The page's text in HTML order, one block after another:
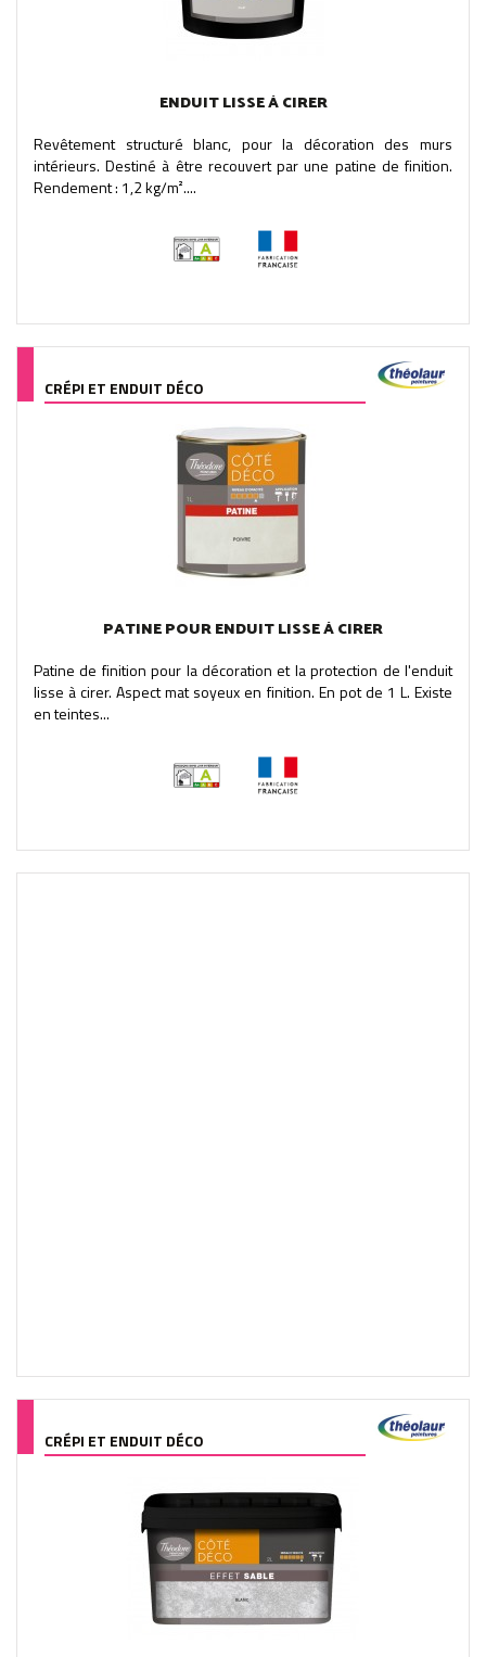
ENDUIT LISSE À CIRER
Revêtement structuré blanc, pour la décoration des murs
intérieurs. Destiné à être recouvert par une patine de finition.
Rendement : 1,2 kg/m²....
CRÉPI ET ENDUIT DÉCO
PATINE POUR ENDUIT LISSE À CIRER
Patine de finition pour la décoration et la protection de l'enduit
lisse à cirer. Aspect mat soyeux en finition. En pot de 1 L. Existe
en teintes...
CRÉPI ET ENDUIT DÉCO